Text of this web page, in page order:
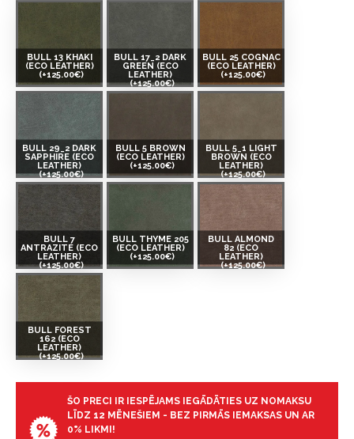
BULL 13 KHAKI
(ECO LEATHER)
(+125.00€)
BULL 17_2 DARK
GREEN (ECO
LEATHER)
(+125.00€)
BULL 25 COGNAC
(ECO LEATHER)
(+125.00€)
BULL 29_2 DARK
SAPPHIRE (ECO
LEATHER)
(+125.00€)
BULL 5 BROWN
(ECO LEATHER)
(+125.00€)
BULL 5_1 LIGHT
BROWN (ECO
LEATHER)
(+125.00€)
BULL 7
ANTRAZITE (ECO
LEATHER)
(+125.00€)
BULL THYME 205
(ECO LEATHER)
(+125.00€)
BULL ALMOND
82 (ECO
LEATHER)
(+125.00€)
BULL FOREST
162 (ECO
LEATHER)
(+125.00€)
ŠO PRECI IR IESPĒJAMS IEGĀDĀTIES UZ NOMAKSU
LĪDZ 12 MĒNEŠIEM - BEZ PIRMĀS IEMAKSAS UN AR
0% LIKMI!